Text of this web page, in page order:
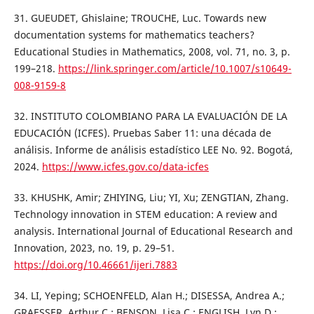
31. GUEUDET, Ghislaine; TROUCHE, Luc. Towards new
documentation systems for mathematics teachers?
Educational Studies in Mathematics, 2008, vol. 71, no. 3, p.
199–218. https://link.springer.com/article/10.1007/s10649-
008-9159-8
32. INSTITUTO COLOMBIANO PARA LA EVALUACIÓN DE LA
EDUCACIÓN (ICFES). Pruebas Saber 11: una década de
análisis. Informe de análisis estadístico LEE No. 92. Bogotá,
2024. https://www.icfes.gov.co/data-icfes
33. KHUSHK, Amir; ZHIYING, Liu; YI, Xu; ZENGTIAN, Zhang.
Technology innovation in STEM education: A review and
analysis. International Journal of Educational Research and
Innovation, 2023, no. 19, p. 29–51.
https://doi.org/10.46661/ijeri.7883
34. LI, Yeping; SCHOENFELD, Alan H.; DISESSA, Andrea A.;